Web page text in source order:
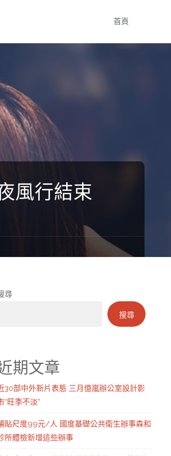
首頁
風行結束
尋
搜尋
期文章
30部中外新片表態 三月億嵐辦公室設計影
“旺季不淡”
貼尺度99元/人 國度基礎公共衛生辦事森和
所體檢新增這些辦事